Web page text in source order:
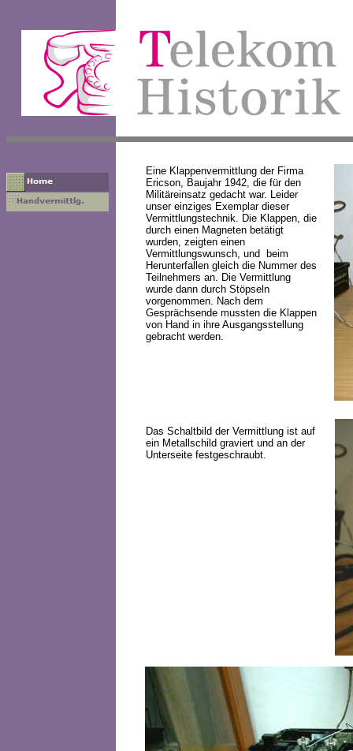
Eine Klappenvermittlung der Firma
Ericson, Baujahr 1942, die für den
Militäreinsatz gedacht war. Leider
unser einziges Exemplar dieser
Vermittlungstechnik. Die Klappen, die
durch einen Magneten betätigt
wurden, zeigten einen
Vermittlungswunsch, und beim
Herunterfallen gleich die Nummer des
Teilnehmers an. Die Vermittlung
wurde dann durch Stöpseln
vorgenommen. Nach dem
Gesprächsende mussten die Klappen
von Hand in ihre Ausgangsstellung
gebracht werden.
Das Schaltbild der Vermittlung ist auf
ein Metallschild graviert und an der
Unterseite festgeschraubt.